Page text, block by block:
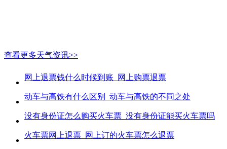
查看更多天气资讯>>
网上退票钱什么时候到账_网上购票退票
动车与高铁有什么区别_动车与高铁的不同之处
没有身份证怎么购买火车票_没有身份证能买火车票吗
火车票网上退票_网上订的火车票怎么退票